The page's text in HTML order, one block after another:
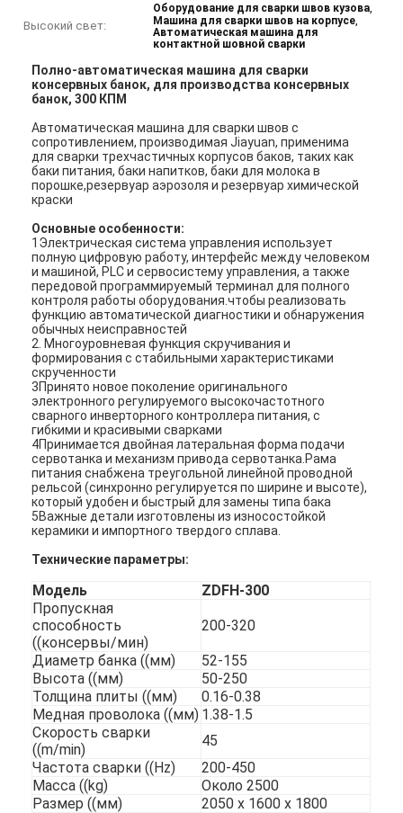
Высокий свет:
Оборудование для сварки швов кузова,
Машина для сварки швов на корпусе,
Автоматическая машина для
контактной шовной сварки
Полно-автоматическая машина для сварки
консервных банок, для производства консервных
банок, 300 КПМ
Автоматическая машина для сварки швов с
сопротивлением, производимая Jiayuan, применима
для сварки трехчастичных корпусов баков, таких как
баки питания, баки напитков, баки для молока в
порошке,резервуар аэрозоля и резервуар химической
краски
Основные особенности:
1Электрическая система управления использует
полную цифровую работу, интерфейс между человеком
и машиной, PLC и сервосистему управления, а также
передовой программируемый терминал для полного
контроля работы оборудования.чтобы реализовать
функцию автоматической диагностики и обнаружения
обычных неисправностей
2. Многоуровневая функция скручивания и
формирования с стабильными характеристиками
скрученности
3Принято новое поколение оригинального
электронного регулируемого высокочастотного
сварного инверторного контроллера питания, с
гибкими и красивыми сварками
4Принимается двойная латеральная форма подачи
сервотанка и механизм привода сервотанка.Рама
питания снабжена треугольной линейной проводной
рельсой (синхронно регулируется по ширине и высоте),
который удобен и быстрый для замены типа бака
5Важные детали изготовлены из износостойкой
керамики и импортного твердого сплава.
Технические параметры:
Модель
ZDFH-300
Пропускная
способность
((консервы/мин)
200-320
Диаметр банка ((мм)
52-155
Высота ((мм)
50-250
Толщина плиты ((мм)
0.16-0.38
Медная проволока ((мм) 1.38-1.5
Скорость сварки
((m/min)
45
Частота сварки ((Hz)
200-450
Масса ((kg)
Около 2500
Размер ((мм)
2050 х 1600 х 1800